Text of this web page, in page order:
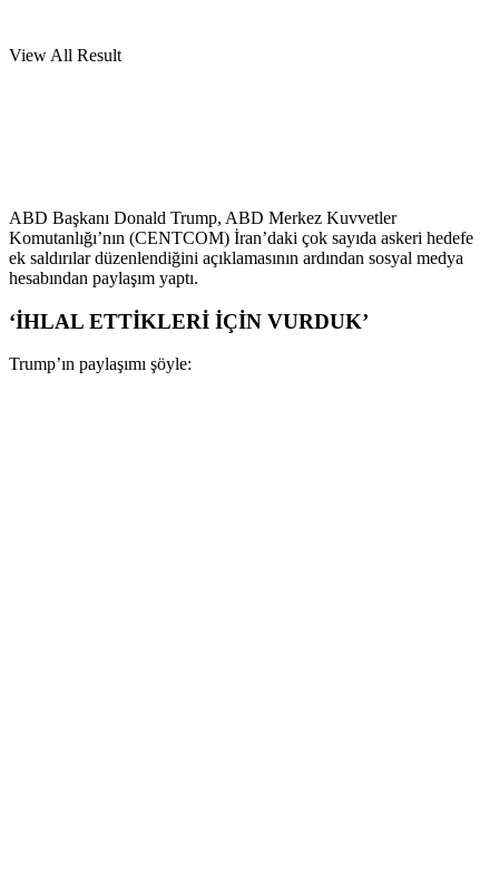
View All Result
ABD Başkanı Donald Trump, ABD Merkez Kuvvetler
Komutanlığı’nın (CENTCOM) İran’daki çok sayıda askeri hedefe
ek saldırılar düzenlendiğini açıklamasının ardından sosyal medya
hesabından paylaşım yaptı.
‘İHLAL ETTİKLERİ İÇİN VURDUK’
Trump’ın paylaşımı şöyle: